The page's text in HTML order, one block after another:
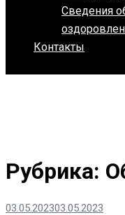
Сведения
Контакты
Рубрика:
03.05.202303.05.2023